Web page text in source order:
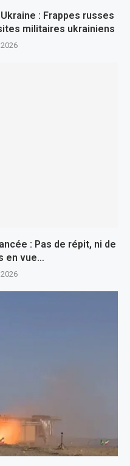
: Frappes russes
militaires ukrainiens
: Pas de répit, ni de
en vue…